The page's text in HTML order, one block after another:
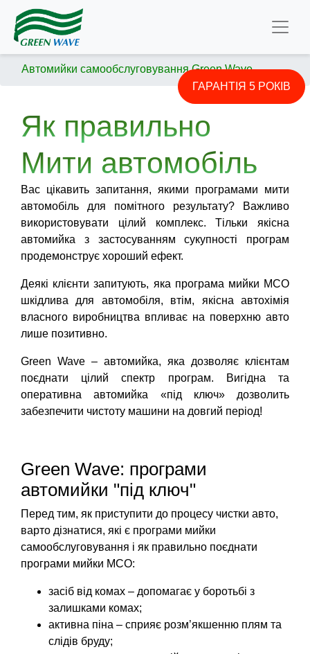
Автомийки самообслуговування Green Wave
Як правильно
Мити автомобіль
Вас цікавить запитання, якими програмами мити
автомобіль для помітного результату? Важливо
використовувати цілий комплекс. Тільки якісна
автомийка з застосуванням сукупності програм
продемонструє хороший ефект.
Деякі клієнти запитують, яка програма мийки МСО
шкідлива для автомобіля, втім, якісна автохімія
власного виробництва впливає на поверхню авто
лише позитивно.
Green Wave – автомийка, яка дозволяє клієнтам
поєднати цілий спектр програм. Вигідна та
оперативна автомийка «під ключ» дозволить
забезпечити чистоту машини на довгий період!
Green Wave: програми
автомийки "під ключ"
Перед тим, як приступити до процесу чистки авто,
варто дізнатися, які є програми мийки
самообслуговування і як правильно поєднати
програми мийки МСО:
засіб від комах – допомагає у боротьбі з
залишками комах;
активна піна – сприяє розм’якшенню плям та
слідів бруду;
ГАРАНТІЯ 5 РОКІВ